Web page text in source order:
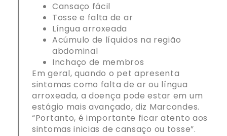
Cansaço fácil
Tosse e falta de ar
Língua arroxeada
Acúmulo de líquidos na região
abdominal
Inchaço de membros
Em geral, quando o pet apresenta
sintomas como falta de ar ou língua
arroxeada, a doença pode estar em um
estágio mais avançado, diz Marcondes.
“Portanto, é importante ficar atento aos
sintomas inicias de cansaço ou tosse”.